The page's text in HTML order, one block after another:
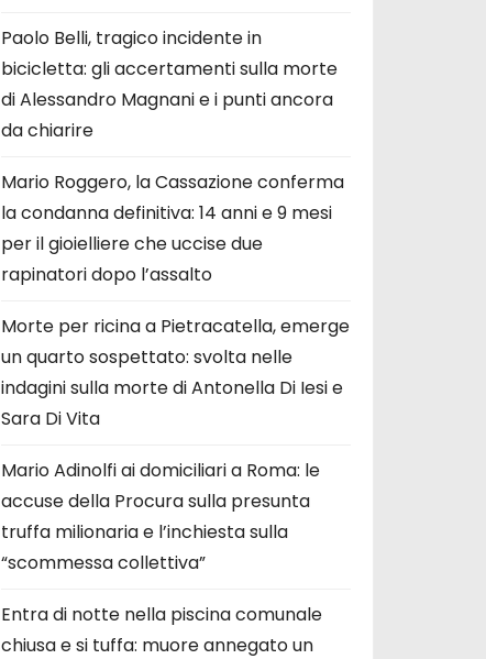
Paolo Belli, tragico incidente in
bicicletta: gli accertamenti sulla morte
di Alessandro Magnani e i punti ancora
da chiarire
Mario Roggero, la Cassazione conferma
la condanna definitiva: 14 anni e 9 mesi
per il gioielliere che uccise due
rapinatori dopo l’assalto
Morte per ricina a Pietracatella, emerge
un quarto sospettato: svolta nelle
indagini sulla morte di Antonella Di Iesi e
Sara Di Vita
Mario Adinolfi ai domiciliari a Roma: le
accuse della Procura sulla presunta
truffa milionaria e l’inchiesta sulla
“scommessa collettiva”
Entra di notte nella piscina comunale
chiusa e si tuffa: muore annegato un